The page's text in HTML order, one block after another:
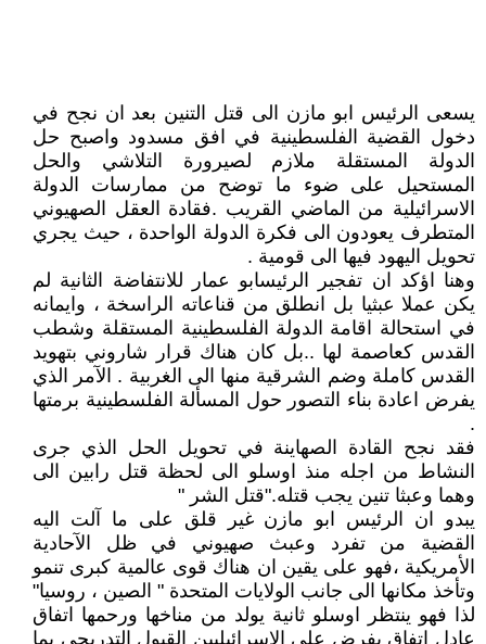
يسعى الرئيس ابو مازن الى قتل التنين بعد ان نجح في
دخول القضية الفلسطينية في افق مسدود واصبح حل
الدولة المستقلة ملازم لصيرورة التلاشي والحل
المستحيل على ضوء ما توضح من ممارسات الدولة
الاسرائيلية من الماضي القريب .فقادة العقل الصهيوني
المتطرف يعودون الى فكرة الدولة الواحدة ، حيث يجري
تحويل اليهود فيها الى قومية .
وهنا اؤكد ان تفجير الرئيسابو عمار للانتفاضة الثانية لم
يكن عملا عبثيا بل انطلق من قناعاته الراسخة ، وايمانه
في استحالة اقامة الدولة الفلسطينية المستقلة وشطب
القدس كعاصمة لها ..بل كان هناك قرار شاروني بتهويد
القدس كاملة وضم الشرقية منها الى الغربية . الآمر الذي
يفرض اعادة بناء التصور حول المسألة الفلسطينية برمتها
.
فقد نجح القادة الصهاينة في تحويل الحل الذي جرى
النشاط من اجله منذ اوسلو الى لحظة قتل رابين الى
وهما وعبثا تنين يجب قتله."قتل الشر "
يبدو ان الرئيس ابو مازن غير قلق على ما آلت اليه
القضية من تفرد وعبث صهيوني في ظل الآحادية
الأمريكية ،فهو على يقين ان هناك قوى عالمية كبرى تنمو
وتأخذ مكانها الى جانب الولايات المتحدة " الصين ، روسيا"
لذا فهو ينتظر اوسلو ثانية يولد من مناخها ورحمها اتفاق
عادل اتفاق يفرض على الاسرائيليين القبول التدريجي بما